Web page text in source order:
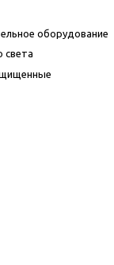
оборудование
света